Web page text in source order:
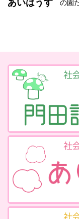
あいはうす の園